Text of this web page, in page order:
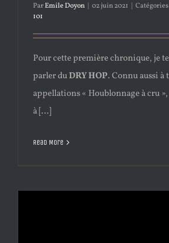
ParEmile Doyon 02 juin 2021 Catégories
101
Pour cette première chronique, je
parler duDRY HOP. Connu aussi à
appellations « Houblonnage à cru
à […]
Read More